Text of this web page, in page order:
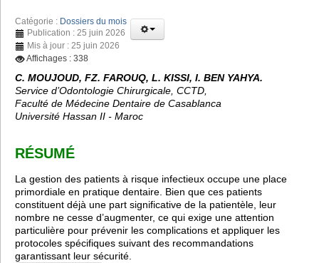
Catégorie : Dossiers du mois
Publication : 25 juin 2026
Mis à jour : 25 juin 2026
Affichages : 338
C. MOUJOUD, FZ. FAROUQ, L. KISSI, I. BEN YAHYA.
Service d’Odontologie Chirurgicale, CCTD,
Faculté de Médecine Dentaire de Casablanca
Université Hassan II - Maroc
RÉSUMÉ
La gestion des patients à risque infectieux occupe une place
primordiale en pratique dentaire. Bien que ces patients
constituent déjà une part significative de la patientèle, leur
nombre ne cesse d’augmenter, ce qui exige une attention
particulière pour prévenir les complications et appliquer les
protocoles spécifiques suivant des recommandations
garantissant leur sécurité.